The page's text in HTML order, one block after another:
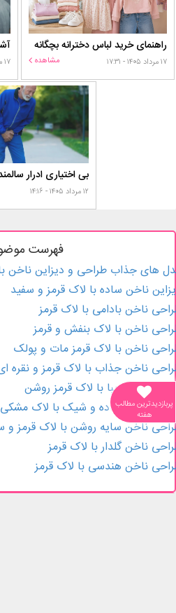
راهنمای خرید لباس دخترانه بچگانه
۱۷ مرداد ۱۴۰۵ - ۱۷:۳۱ مشاهده ۱۷ مرداد ۱۴۰۵ - ۱۷:۵۲
۱۲ مرداد ۱۴۰۵ - ۱۴:۱۶
فهرست
های جذاب طراحی و دیزاین ناخن
ناخن ساده با لاک قرمز و سفید
ناخن بادامی با لاک قرمز
ناخن با لاک بنفش و قرمز
ناخن با لاک قرمز مات و پولک
ناخن جذاب با لاک قرمز و نقره
ناخن زیبا با لاک قرمز روشن
ناخن ساده و شیک با لاک
ناخن سایه روشن با لاک قرمز و
ناخن گلدار با لاک قرمز
ناخن هندسی با لاک قرمز
پربازدیدترین مطالب
هفته